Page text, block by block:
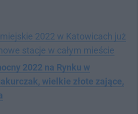
2022 w Katowicach już
stacje w całym mieście
2022 na Rynku w
wielkie złote zające,